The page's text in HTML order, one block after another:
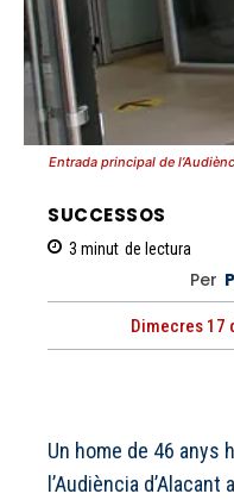
Entrada principal de
SUCCESSOS
3 minut de lectura
Per
Dimecres 17
Un home de 46 anys
l’Audiència